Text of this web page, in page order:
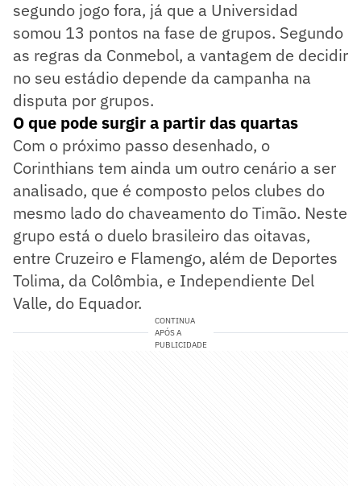
segundo jogo fora, já que a Universidad
somou 13 pontos na fase de grupos. Segundo
as regras da Conmebol, a vantagem de decidir
no seu estádio depende da campanha na
disputa por grupos.
O que pode surgir a partir das quartas
Com o próximo passo desenhado, o
Corinthians tem ainda um outro cenário a ser
analisado, que é composto pelos clubes do
mesmo lado do chaveamento do Timão. Neste
grupo está o duelo brasileiro das oitavas,
entre Cruzeiro e Flamengo, além de Deportes
Tolima, da Colômbia, e Independiente Del
Valle, do Equador.
CONTINUA
APÓS A
PUBLICIDADE